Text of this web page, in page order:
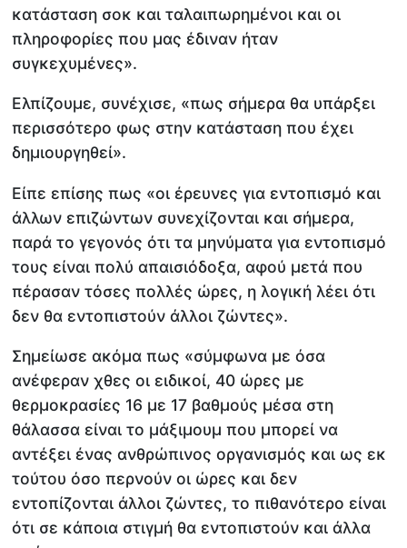
κατάσταση σοκ και ταλαιπωρημένοι και οι
πληροφορίες που μας έδιναν ήταν
συγκεχυμένες».
Ελπίζουμε, συνέχισε, «πως σήμερα θα υπάρξει
περισσότερο φως στην κατάσταση που έχει
δημιουργηθεί».
Είπε επίσης πως «οι έρευνες για εντοπισμό και
άλλων επιζώντων συνεχίζονται και σήμερα,
παρά το γεγονός ότι τα μηνύματα για εντοπισμό
τους είναι πολύ απαισιόδοξα, αφού μετά που
πέρασαν τόσες πολλές ώρες, η λογική λέει ότι
δεν θα εντοπιστούν άλλοι ζώντες».
Σημείωσε ακόμα πως «σύμφωνα με όσα
ανέφεραν χθες οι ειδικοί, 40 ώρες με
θερμοκρασίες 16 με 17 βαθμούς μέσα στη
θάλασσα είναι το μάξιμουμ που μπορεί να
αντέξει ένας ανθρώπινος οργανισμός και ως εκ
τούτου όσο περνούν οι ώρες και δεν
εντοπίζονται άλλοι ζώντες, το πιθανότερο είναι
ότι σε κάποια στιγμή θα εντοπιστούν και άλλα